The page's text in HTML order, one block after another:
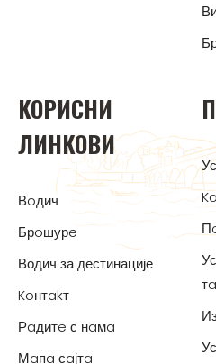
KOРИСНИ
ЛИНKOВИ
Вoдич
Брoшурe
Водич за дестинације
Koнтakт
Рaдитe с нaмa
Мaпa сaјтa